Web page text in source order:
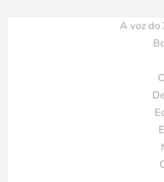
A voz do